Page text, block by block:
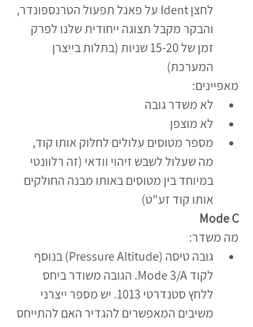
לחצן Ident על פאנל תפעול הטרנספונדר,
והבקר מקבל תצוגה ייחודית שלנו לפרק
זמן של 15-20 שניות (בתלות בייצרן
המערכת)
מאפיינים:
לא משדר גובה
לא מוצפן
מספר מטוסים עלולים לחלוק אותו קוד,
מה שעלול לשבש זיהוי וודאי (זה רלוונטי
במיוחד בין מטוסים באותו מבנה החולקים
אותו קוד זע"ט)
Mode C
מה משדר:
גובה טיסה (Pressure Altitude) בנוסף
לקוד Mode 3/A. הגובה משודר ביחס
ללחץ סטנדרטי 1013. יש מספר ייצרני
משיבים המאפשרים להגדיר האם להתייחס